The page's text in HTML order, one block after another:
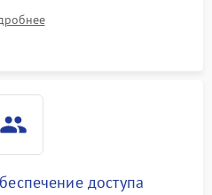
нагрева, вращения
системы защиты
доступа